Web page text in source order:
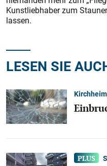
Kunstliebhaber zum
lassen.
LESEN SIE
Kirchheim